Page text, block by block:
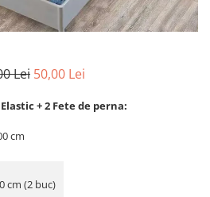
Lei 50,00 Lei
+ 2 Fete de perna:
cm
cm (2 buc)